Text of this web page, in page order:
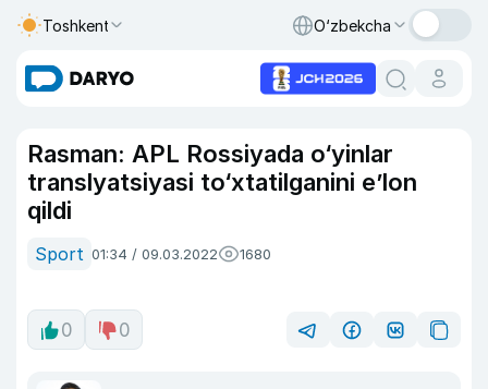
Toshkent O‘zbekcha
Rasman: APL Rossiyada o‘yinlar
translyatsiyasi to‘xtatilganini e’lon
qildi
Sport 01:34 / 09.03.2022 1680
0 0